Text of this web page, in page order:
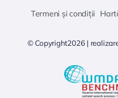
Termeni și condiții
© Copyright2026 |